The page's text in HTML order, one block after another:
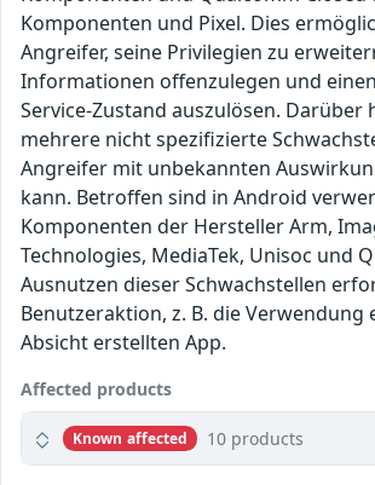
Komponenten und Pixel. Dies
Angreifer, seine Privilegien zu
Informationen offenzulegen und
Service-Zustand auszulösen. Darüber
mehrere nicht spezifizierte
Angreifer mit unbekannten
kann. Betroffen sind in Android
Komponenten der Hersteller Arm,
Technologies, MediaTek, Unisoc und
Ausnutzen dieser Schwachstellen
Benutzeraktion, z. B. die Verwendung
Absicht erstellten App.
Affected products
Known affected 10 products